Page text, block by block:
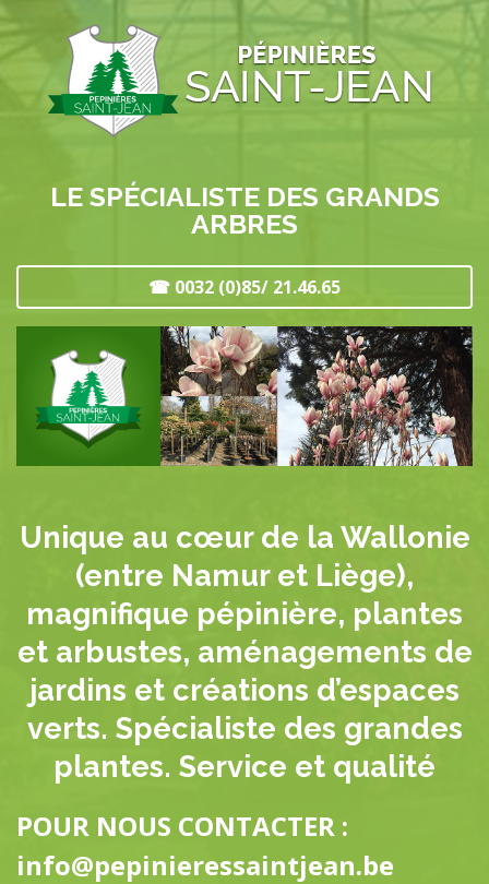
LE SPÉCIALISTE DES GRANDS
ARBRES
☎ 0032 (0)85/ 21.46.65
Unique au cœur de la Wallonie
(entre Namur et Liège),
magnifique pépinière, plantes
et arbustes, aménagements de
jardins et créations d’espaces
verts. Spécialiste des grandes
plantes. Service et qualité
POUR NOUS CONTACTER :
info@pepinieressaintjean.be